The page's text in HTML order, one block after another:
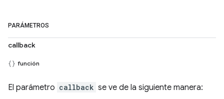
PARÁMETROS
callback
función
El parámetro callback se ve de la siguiente manera: